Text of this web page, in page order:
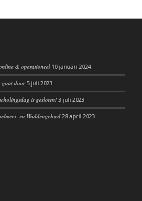
& operationeel 10 januari 2024
gaat door 5 juli 2023
is gesloten! 3 juli 2023
en Waddengebied 28 april 2023